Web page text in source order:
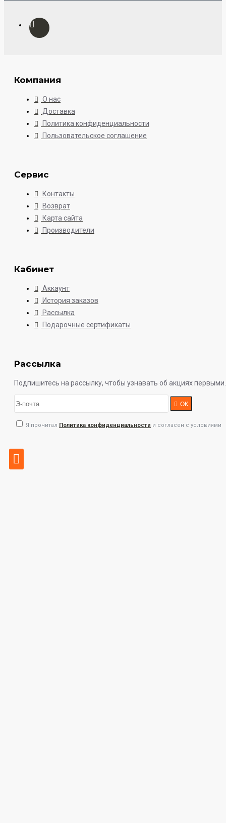
Компания
О нас
Доставка
Политика конфиденциальности
Пользовательское соглашение
Сервис
Контакты
Возврат
Карта сайта
Производители
Кабинет
Аккаунт
История заказов
Рассылка
Подарочные сертификаты
Рассылка
Подпишитесь на рассылку, чтобы узнавать об акциях первыми.
ОК
Я прочитал Политика конфиденциальности и согласен с условиями